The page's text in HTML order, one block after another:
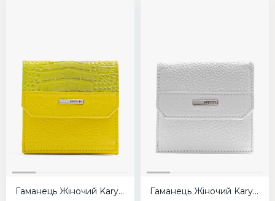
Гаманець Жіночий Karya жовтий Гаманець Жіночий Karya білий